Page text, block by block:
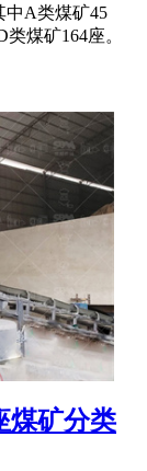
中A类煤矿45
煤矿164座。
煤矿分类